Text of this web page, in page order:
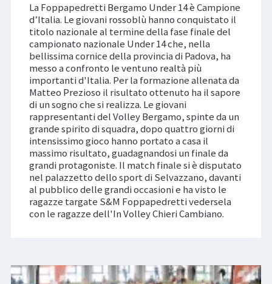
La Foppapedretti Bergamo Under 14 è Campione
d’Italia. Le giovani rossoblù hanno conquistato il
titolo nazionale al termine della fase finale del
campionato nazionale Under 14 che, nella
bellissima cornice della provincia di Padova, ha
messo a confronto le ventuno realtà più
importanti d'Italia. Per la formazione allenata da
Matteo Prezioso il risultato ottenuto ha il sapore
di un sogno che si realizza. Le giovani
rappresentanti del Volley Bergamo, spinte da un
grande spirito di squadra, dopo quattro giorni di
intensissimo gioco hanno portato a casa il
massimo risultato, guadagnandosi un finale da
grandi protagoniste. Il match finale si è disputato
nel palazzetto dello sport di Selvazzano, davanti
al pubblico delle grandi occasioni e ha visto le
ragazze targate S&M Foppapedretti vedersela
con le ragazze dell'In Volley Chieri Cambiano.